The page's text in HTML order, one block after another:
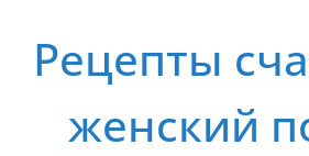
содержимому
Рецепты
женский